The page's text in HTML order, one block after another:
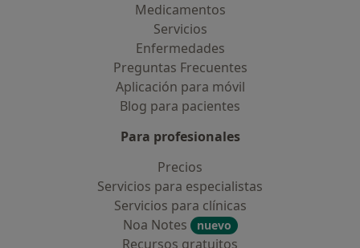
Medicamentos
Servicios
Enfermedades
Preguntas Frecuentes
Aplicación para móvil
Blog para pacientes
Para profesionales
Precios
Servicios para especialistas
Servicios para clínicas
Noa Notes
nuevo
Recursos gratuitos